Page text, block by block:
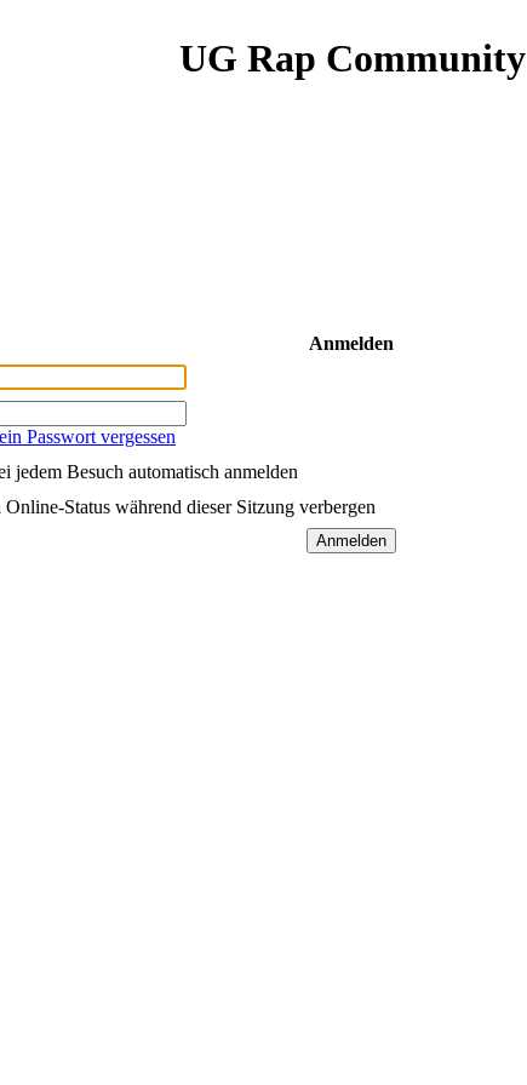
UG Rap Community
Anmelden
Passwort vergessen
jedem Besuch automatisch anmelden
Status während dieser Sitzung verbergen